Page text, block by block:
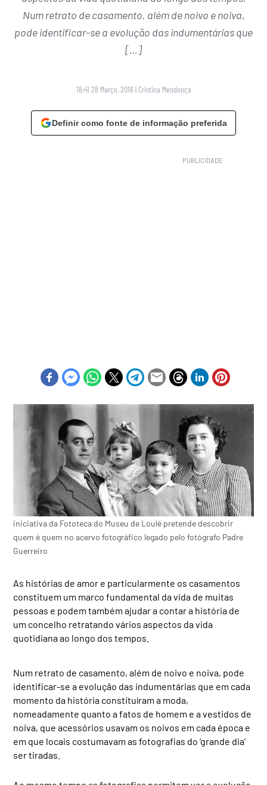
Num retrato de casamento, além de noivo e noiva,
pode identificar-se a evolução das indumentárias que
[…]
18:41 28 Março, 2016 | Cristina Mendonça
Definir como fonte de informação preferida
iniciativa da Fototeca do Museu de Loulé pretende descobrir
quem é quem no acervo fotográfico legado pelo fotógrafo Padre
Guerreiro
As histórias de amor e particularmente os casamentos
constituem um marco fundamental da vida de muitas
pessoas e podem também ajudar a contar a história de
um concelho retratando vários aspectos da vida
quotidiana ao longo dos tempos.
Num retrato de casamento, além de noivo e noiva, pode
identificar-se a evolução das indumentárias que em cada
momento da história constituíram a moda,
nomeadamente quanto a fatos de homem e a vestidos de
noiva, que acessórios usavam os noivos em cada época e
em que locais costumavam as fotografias do ‘grande dia’
ser tiradas.